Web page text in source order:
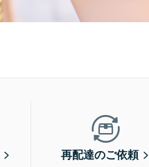
再配達のご依頼